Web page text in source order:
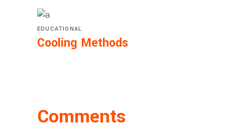
EDUCATIONAL
Cooling Methods
Comments